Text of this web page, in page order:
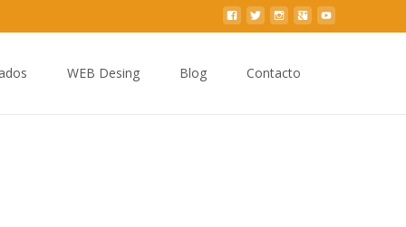
WEB Desing Blog Contacto